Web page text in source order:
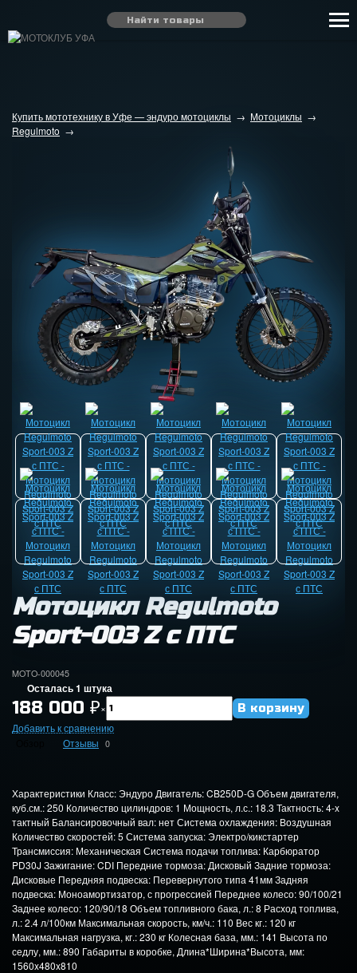
Купить мототехнику в Уфе — эндуро мотоциклы → Мотоциклы →
Regulmoto →
Мотоцикл Regulmoto
Sport-003 Z с ПТС
MOTO-000045
Осталась 1 штука
188 000 ₽×
Добавить к сравнению
Отзывы 0
Характеристики Класс: Эндуро Двигатель: CB250D-G Объем двигателя,
куб.см.: 250 Количество цилиндров: 1 Мощность, л.с.: 18.3 Тактность: 4-x
тактный Балансировочный вал: нет Система охлаждения: Воздушная
Количество скоростей: 5 Система запуска: Электро/кикстартер
Трансмиссия: Механическая Система подачи топлива: Карбюратор
PD30J Зажигание: CDI Передние тормоза: Дисковый Задние тормоза:
Дисковые Передняя подвеска: Перевернутого типа 41мм Задняя
подвеска: Моноамортизатор, с прогрессией Переднее колесо: 90/100/21
Заднее колесо: 120/90/18 Объем топливного бака, л.: 8 Расход топлива,
л.: 2.4 л/100км Максимальная скорость, км/ч.: 110 Вес кг.: 120 кг
Максимальная нагрузка, кг.: 230 кг Колесная база, мм.: 141 Высота по
седлу, мм.: 890 Габариты в коробке, Длина*Ширина*Высота, мм:
1560x480x810